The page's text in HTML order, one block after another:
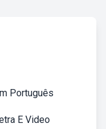
Português
E Video